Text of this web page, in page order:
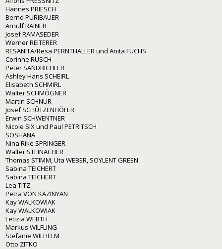
Hannes PRIESCH
Bernd PÜRIBAUER
Arnulf RAINER
Josef RAMASEDER
Werner REITERER
RESANITA/Resa PERNTHALLER und Anita FUCHS
Corinne RUSCH
Peter SANDBICHLER
Ashley Hans SCHEIRL
Elisabeth SCHMIRL
Walter SCHMÖGNER
Martin SCHNUR
Josef SCHÜTZENHÖFER
Erwin SCHWENTNER
Nicole SIX und Paul PETRITSCH
SOSHANA
Nina Rike SPRINGER
Walter STEINACHER
Thomas STIMM, Uta WEBER, SOYLENT GREEN
Sabina TEICHERT
Sabina TEICHERT
Lea TITZ
Petra VON KAZINYAN
Kay WALKOWIAK
Kay WALKOWIAK
Letizia WERTH
Markus WILFLING
Stefanie WILHELM
Otto ZITKO